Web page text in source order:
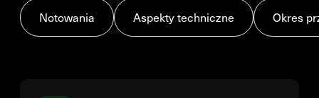
Notowania Aspekty techniczne Okres